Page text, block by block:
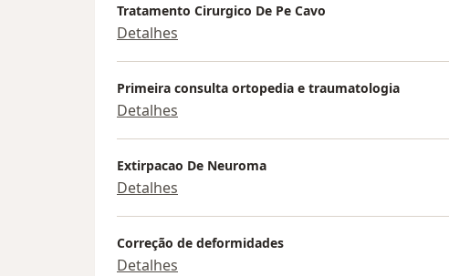
Tratamento Cirurgico De Pe Cavo
Detalhes
Primeira consulta ortopedia e traumatologia
Detalhes
Extirpacao De Neuroma
Detalhes
Correção de deformidades
Detalhes